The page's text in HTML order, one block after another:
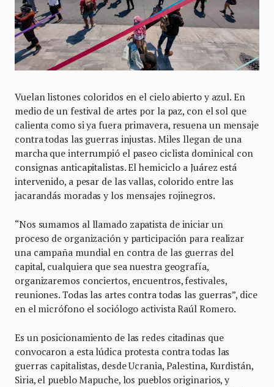
Vuelan listones coloridos en el cielo abierto y azul. En
medio de un festival de artes por la paz, con el sol que
calienta como si ya fuera primavera, resuena un mensaje
contra todas las guerras injustas. Miles llegan de una
marcha que interrumpió el paseo ciclista dominical con
consignas anticapitalistas. El hemiciclo a Juárez está
intervenido, a pesar de las vallas, colorido entre las
jacarandás moradas y los mensajes rojinegros.
“Nos sumamos al llamado zapatista de iniciar un
proceso de organización y participación para realizar
una campaña mundial en contra de las guerras del
capital, cualquiera que sea nuestra geografía,
organizaremos conciertos, encuentros, festivales,
reuniones. Todas las artes contra todas las guerras”, dice
en el micrófono el sociólogo activista Raúl Romero.
Es un posicionamiento de las redes citadinas que
convocaron a esta lúdica protesta contra todas las
guerras capitalistas, desde Ucrania, Palestina, Kurdistán,
Siria, el pueblo Mapuche, los pueblos originarios, y